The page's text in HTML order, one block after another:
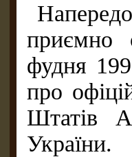
приємно
фудня
про
Штатів
України.